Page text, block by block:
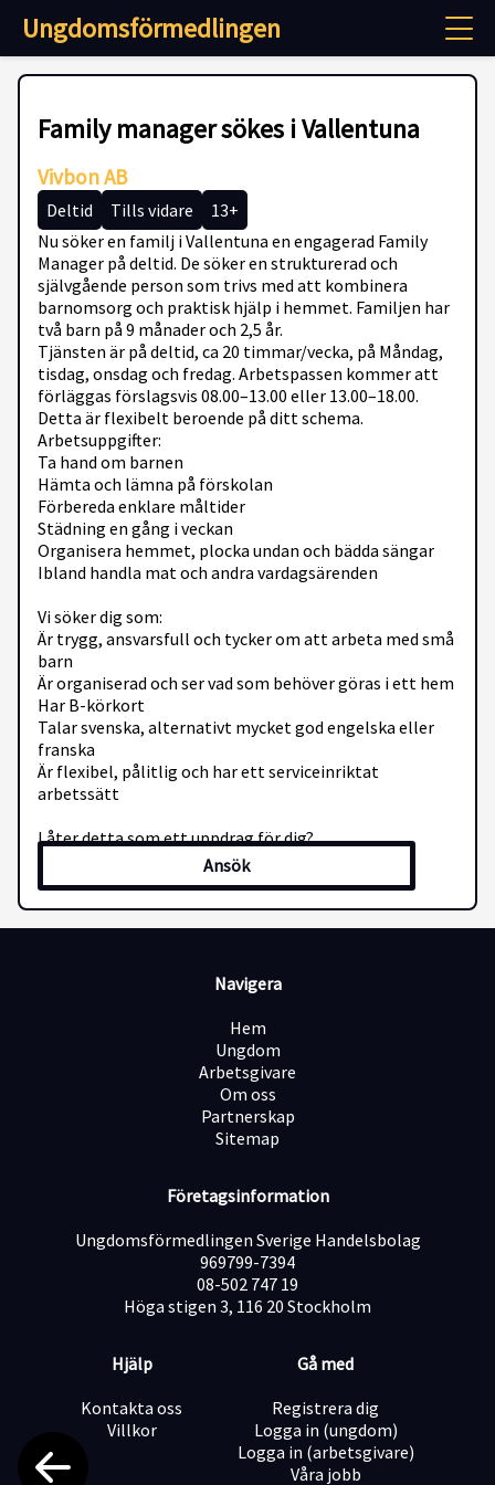
Ungdomsförmedlingen
Family manager sökes i Vallentuna
Vivbon AB
Deltid Tills vidare
13+
Nu söker en familj i Vallentuna en engagerad Family
Manager på deltid. De söker en strukturerad och
självgående person som trivs med att kombinera
barnomsorg och praktisk hjälp i hemmet. Familjen har
två barn på 9 månader och 2,5 år.
Tjänsten är på deltid, ca 20 timmar/vecka, på Måndag,
tisdag, onsdag och fredag. Arbetspassen kommer att
förläggas förslagsvis 08.00–13.00 eller 13.00–18.00.
Detta är flexibelt beroende på ditt schema.
Arbetsuppgifter:
Ta hand om barnen
Hämta och lämna på förskolan
Förbereda enklare måltider
Städning en gång i veckan
Organisera hemmet, plocka undan och bädda sängar
Ibland handla mat och andra vardagsärenden
Vi söker dig som:
Är trygg, ansvarsfull och tycker om att arbeta med små
barn
Är organiserad och ser vad som behöver göras i ett hem
Har B-körkort
Talar svenska, alternativt mycket god engelska eller
franska
Är flexibel, pålitlig och har ett serviceinriktat
arbetssätt
Låter detta som ett uppdrag för dig?
Tjänsten börjar så snart vi hittat rätt person så skicka
in din ansökan redan idag!
-------------------------------------------------
A family in Vallentuna is looking for a dedicated Family
person who enjoys combining childcare with practical
The position is part-time, approximately 20 hours per
week, working on Mondays, Tuesdays, Wednesdays, and
Fridays. Shifts are typically scheduled from 8:00 AM to
1:00 PM or from 1:00 PM to 6:00 PM. The schedule is
flexible and can be adjusted to accommodate the right
Occasionally dropping off and picking up the children
Preparing simple meals
Cleaning once a week
household errands
We Are Looking for Someone Who:
Is caring, responsible, and enjoys working with young
children
Is organised and able to take initiative around the
Ansök
Navigera
Hem
Ungdom
Arbetsgivare
Om oss
Partnerskap
Sitemap
Företagsinformation
Ungdomsförmedlingen Sverige Handelsbolag
969799-7394
08-502 747 19
Höga stigen 3, 116 20 Stockholm
Hjälp
Kontakta oss
Villkor
Gå med
Registrera dig
Logga in (ungdom)
Logga in (arbetsgivare)
Våra jobb